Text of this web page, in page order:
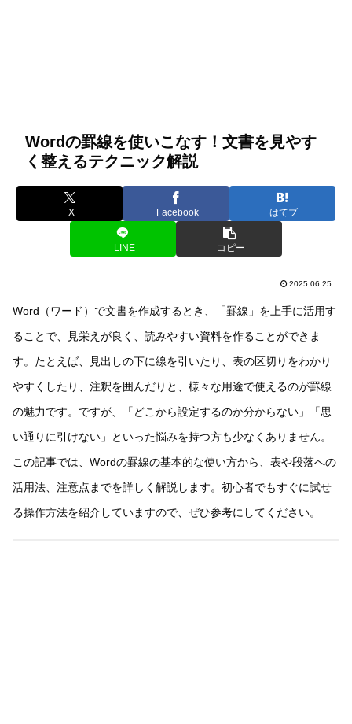
Wordの罫線を使いこなす！文書を見やす
く整えるテクニック解説
X Facebook はてブ
LINE コピー
2025.06.25
Word（ワード）で文書を作成するとき、「罫線」を上手に活用す
ることで、見栄えが良く、読みやすい資料を作ることができま
す。たとえば、見出しの下に線を引いたり、表の区切りをわかり
やすくしたり、注釈を囲んだりと、様々な用途で使えるのが罫線
の魅力です。ですが、「どこから設定するのか分からない」「思
い通りに引けない」といった悩みを持つ方も少なくありません。
この記事では、Wordの罫線の基本的な使い方から、表や段落への
活用法、注意点までを詳しく解説します。初心者でもすぐに試せ
る操作方法を紹介していますので、ぜひ参考にしてください。